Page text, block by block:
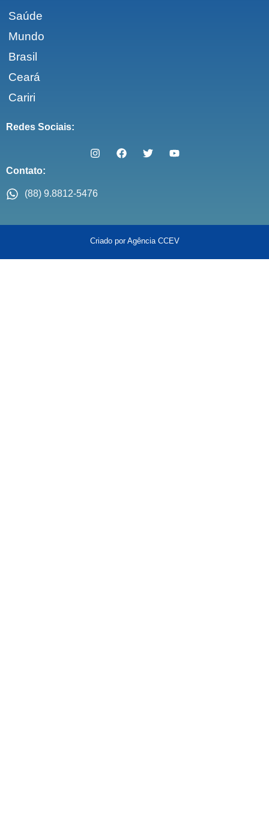
Saúde
Mundo
Brasil
Ceará
Cariri
Redes Sociais:
Contato:
(88) 9.8812-5476
Criado por Agência CCEV